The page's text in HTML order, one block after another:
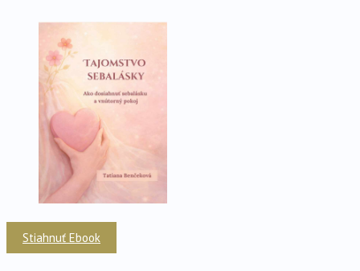
Stiahnuť Ebook